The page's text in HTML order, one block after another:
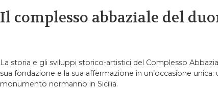
Il complesso abbaziale del
La storia e gli sviluppi storico-artistici del Complesso
sua fondazione e la sua affermazione in un’occasione
monumento normanno in Sicilia.